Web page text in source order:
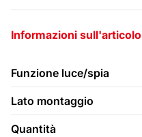
Informazioni sull'articolo
Funzione luce/spia
Lato montaggio
Quantità